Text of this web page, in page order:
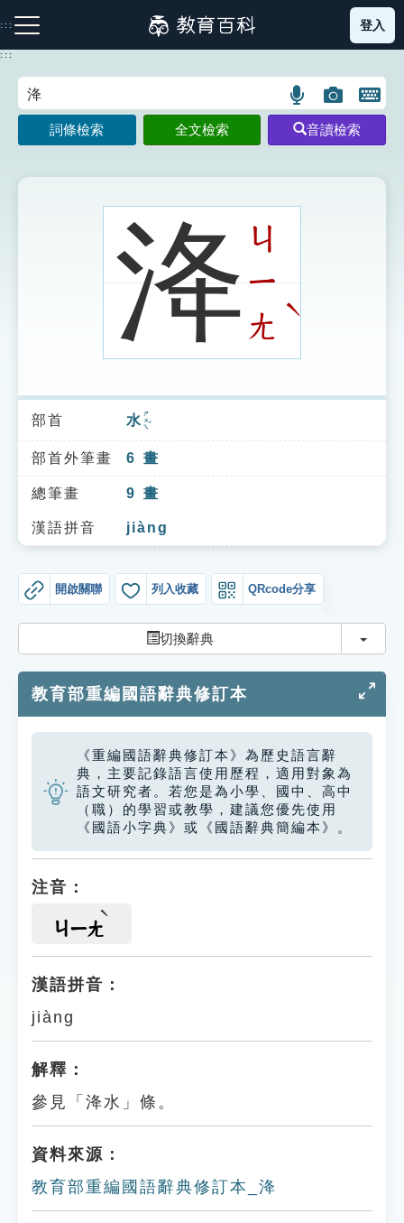
到
主
:::
注音索引圖示 筆畫索引圖示 部首索引表圖示
索引選單
知識索引
單字索引
生命大百科索引
遊戲專區
教學應用
貓頭鷹博士
登入
:::
語
言
搜
示
圖
片
搜
開
鍵
圖
詞條檢索 全文檢索 音讀檢索
洚 ㄐ
ㄧ
ㄤ
ˋ
部首 水 ㄕㄨㄟˇ
部首外筆畫 6 畫
總筆畫 9 畫
漢語拼音 jiàng
開啟關聯 列入收藏 QRcode分享
切換辭典 切換
教育部重編國語辭典修訂本
《重編國語辭典修訂本》為歷史語言辭
典，主要記錄語言使用歷程，適用對象為
語文研究者。若您是為小學、國中、高中
（職）的學習或教學，建議您優先使用
《國語小字典》或《國語辭典簡編本》。
注音：
ㄐㄧㄤ
漢語拼音：
jiàng
解釋：
參見「洚水」條。
資料來源：
教育部重編國語辭典修訂本_洚